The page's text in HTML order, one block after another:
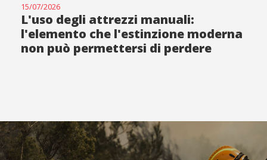
15/07/2026
L'uso degli attrezzi manuali:
l'elemento che l'estinzione moderna
non può permettersi di perdere